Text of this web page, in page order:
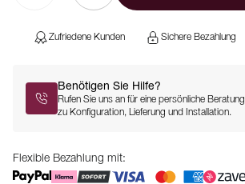
Zufriedene Kunden Sichere Bezahlung
Benötigen Sie Hilfe?
Rufen Sie uns an für eine persönliche Beratung
zu Konfiguration, Lieferung und Installation.
Flexible Bezahlung mit: